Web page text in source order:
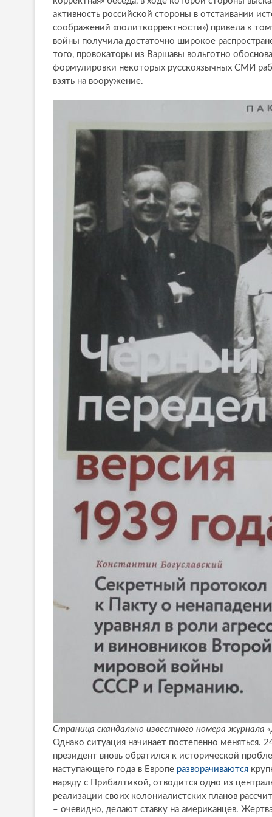
активность российской стороны в отстаивании
соображений «политкорректности») привела к
войны получила достаточно широкое
того, провокаторы из Варшавы вольготно
формулировки некоторых русскоязычных СМИ
взять на вооружение.
Страница скандально известного номера журнала
Однако ситуация начинает постепенно меняться.
президент вновь обратился к исторической
наступающего года в Европе разворачиваются
наряду с Прибалтикой, отводится одно из
реализации своих колониалистских планов
– очевидно, делают ставку на американцев.